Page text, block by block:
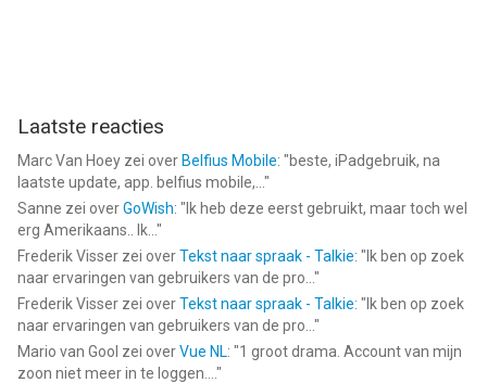
Delicious World - Cooking Game van Gamehouse LLC is een
app voor iPhone, iPad en iPod touch met iOS versie 15.0 of
hoger, geschikt bevonden voor gebruikers met leeftijden vanaf
17 jaar.
Informatie voor Delicious World - Cooking Gameis het laatst
vergeleken op 6 Aug om 08:17.
Laatste reacties
Marc Van Hoey zei over Belfius Mobile: "beste, iPadgebruik, na
laatste update, app. belfius mobile,... "
Sanne zei overGoWish: " Ik heb deze eerst gebruikt, maar toch wel
erg Amerikaans.. Ik... "
Frederik Visser zei overTekst naar spraak - Talkie: " Ik ben op zoek
naar ervaringen van gebruikers van de pro... "
Frederik Visser zei overTekst naar spraak - Talkie: " Ik ben op zoek
naar ervaringen van gebruikers van de pro... "
Mario van Gool zei overVue NL: "1 groot drama. Account van mijn
zoon niet meer in te loggen.... "